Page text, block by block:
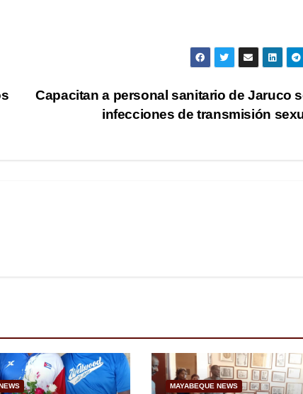
Capacitan a personal sanitario de Jaruco
infecciones de transmisión
MAYABEQUE NEWS